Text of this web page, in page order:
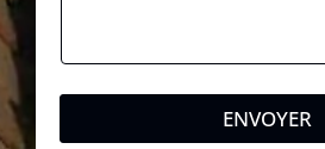
ENVOYER